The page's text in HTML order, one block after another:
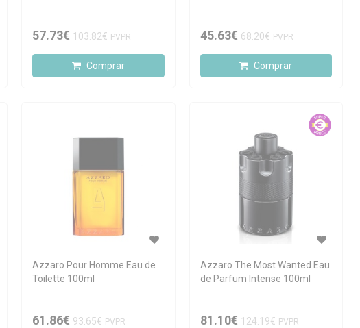
57.73€ 103.82€ PVPR
Comprar
45.63€ 68.20€ PVPR
Comprar
Azzaro Pour Homme Eau de
Toilette 100ml
61.86€ 93.65€ PVPR
Azzaro The Most Wanted Eau
de Parfum Intense 100ml
81.10€ 124.19€ PVPR